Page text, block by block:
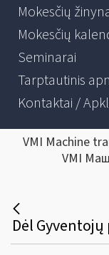
Mokesčių
Mokesčių
Seminarai
Tarptautinis
Kontaktai /
VMI Machine
VMI